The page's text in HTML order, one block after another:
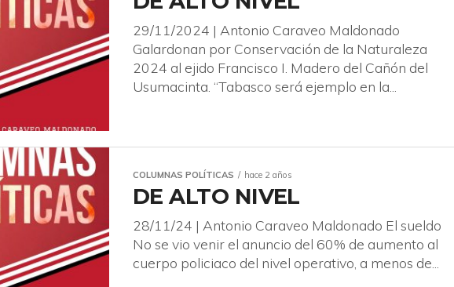
29/11/2024 | Antonio Caraveo Maldonado
Galardonan por Conservación de la Naturaleza
2024 al ejido Francisco I. Madero del Cañón del
Usumacinta. “Tabasco será ejemplo en la...
COLUMNAS POLÍTICAS hace 2 años
DE ALTO NIVEL
28/11/24 | Antonio Caraveo Maldonado El sueldo
No se vio venir el anuncio del 60% de aumento al
cuerpo policiaco del nivel operativo, a menos de...